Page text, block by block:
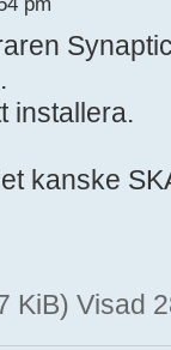
installera.
kanske
KiB) Visad